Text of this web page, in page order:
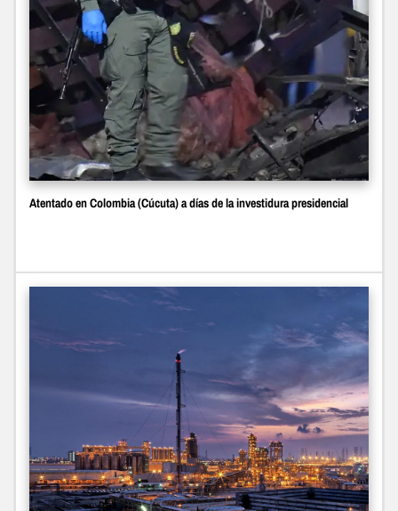
Atentado en Colombia (Cúcuta) a días de la investidura presidencial